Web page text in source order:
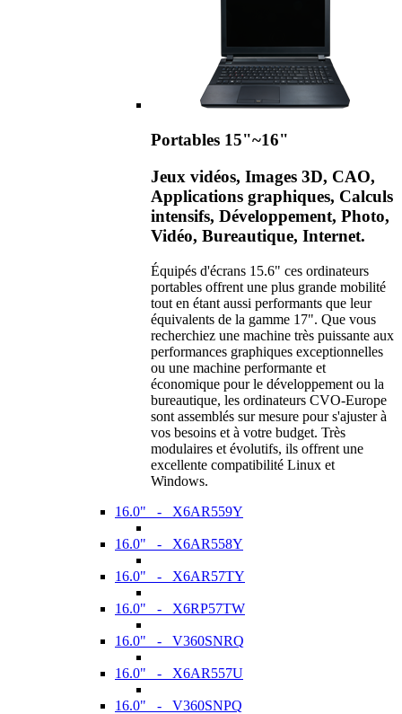
Portables 15"~16"
Jeux vidéos, Images 3D, CAO,
Applications graphiques, Calculs
intensifs, Développement, Photo,
Vidéo, Bureautique, Internet.
Équipés d'écrans 15.6" ces ordinateurs
portables offrent une plus grande mobilité
tout en étant aussi performants que leur
équivalents de la gamme 17". Que vous
recherchiez une machine très puissante aux
performances graphiques exceptionnelles
ou une machine performante et
économique pour le développement ou la
bureautique, les ordinateurs CVO-Europe
sont assemblés sur mesure pour s'ajuster à
vos besoins et à votre budget. Très
modulaires et évolutifs, ils offrent une
excellente compatibilité Linux et
Windows.
16.0" - X6AR559Y
16.0" - X6AR558Y
16.0" - X6AR57TY
16.0" - X6RP57TW
16.0" - V360SNRQ
16.0" - X6AR557U
16.0" - V360SNPQ